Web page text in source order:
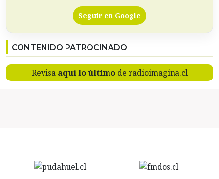
Seguir en Google
CONTENIDO PATROCINADO
Revisa aquí lo últimode radioimagina.cl